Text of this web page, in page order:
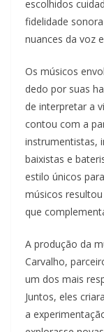
escolhidos
fidelidade
nuances da voz
Os músicos
dedo por suas
de interpretar a
contou com a
instrumentistas,
baixistas e
estilo únicos
músicos
que
A produção da
Carvalho,
um dos mais
Juntos, eles
a